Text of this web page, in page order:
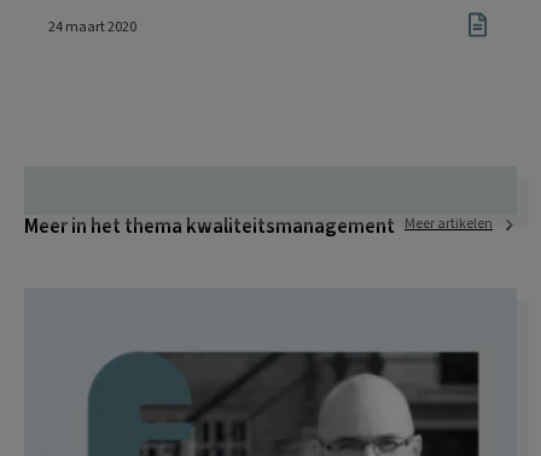
24 maart 2020
Meer in het thema kwaliteitsmanagement Meer artikelen